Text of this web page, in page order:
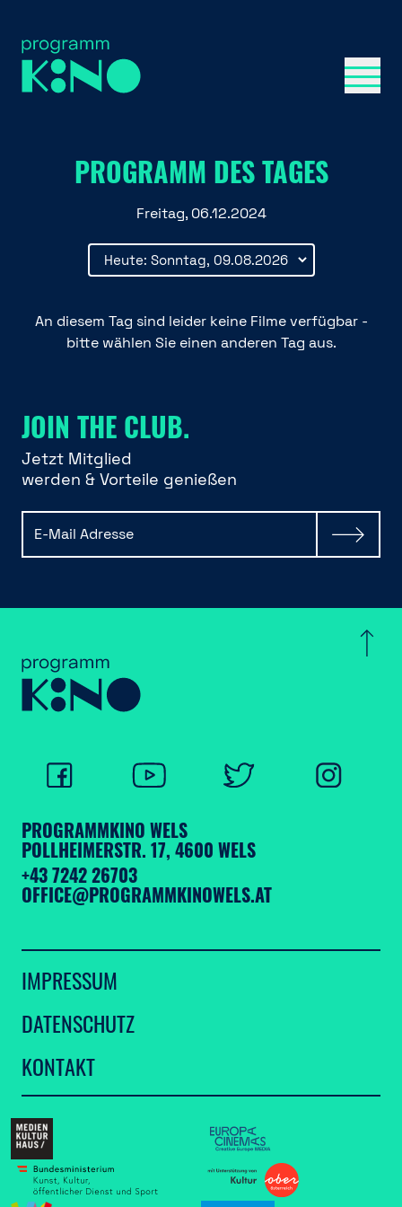
PROGRAMM DES TAGES
Freitag, 06.12.2024
An diesem Tag sind leider keine Filme verfügbar -
bitte wählen Sie einen anderen Tag aus.
JOIN THE CLUB.
Jetzt Mitglied
werden & Vorteile genießen
PROGRAMMKINO WELS
POLLHEIMERSTR. 17, 4600 WELS
+43 7242 26703
OFFICE@PROGRAMMKINOWELS.AT
IMPRESSUM
DATENSCHUTZ
KONTAKT